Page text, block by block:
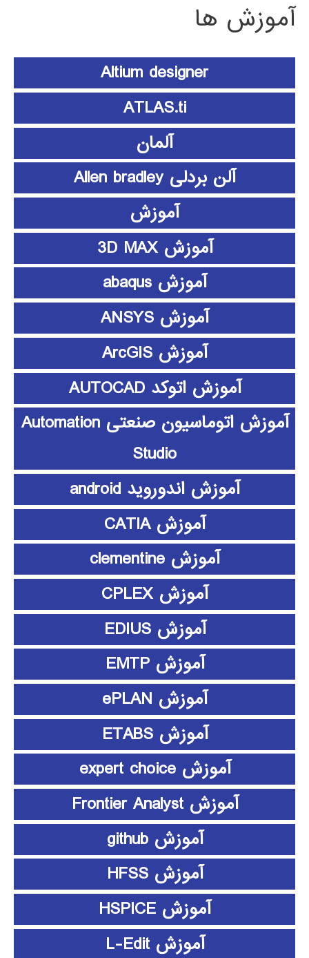
آموزش ها
Altium designer
ATLAS.ti
آلمان
آلن بردلی Allen bradley
آموزش
آموزش 3D MAX
آموزش abaqus
آموزش ANSYS
آموزش ArcGIS
آموزش اتوکد AUTOCAD
آموزش اتوماسیون صنعتی Automation
Studio
آموزش اندوروید android
آموزش CATIA
آموزش clementine
آموزش CPLEX
آموزش EDIUS
آموزش EMTP
آموزش ePLAN
آموزش ETABS
آموزش expert choice
آموزش Frontier Analyst
آموزش github
آموزش HFSS
آموزش HSPICE
آموزش L-Edit